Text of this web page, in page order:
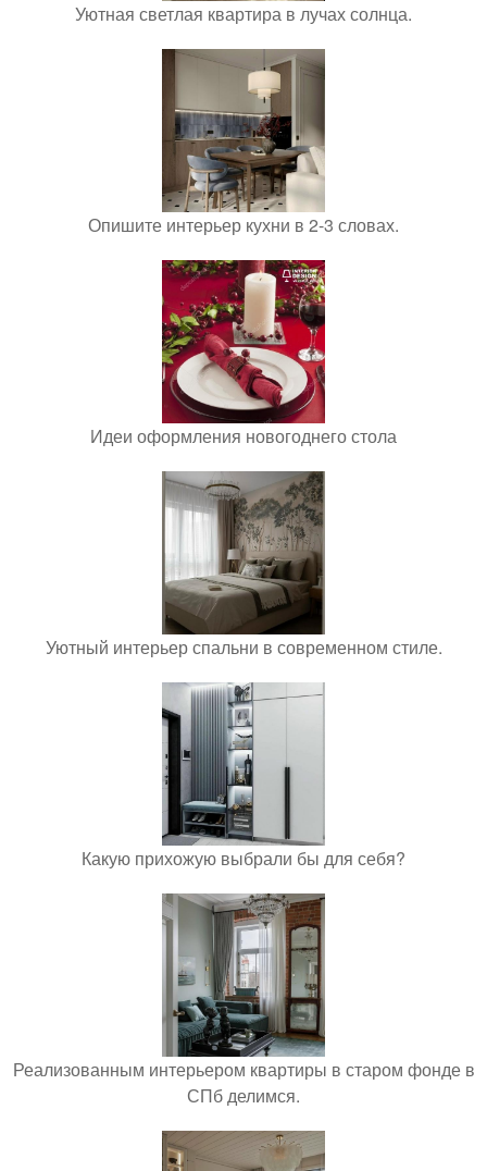
Уютная светлая квартира в лучах солнца.
Опишите интерьер кухни в 2-3 словах.
Идеи оформления новогоднего стола
Уютный интерьер спальни в современном стиле.
Какую прихожую выбрали бы для себя?
Реализованным интерьером квартиры в старом фонде в
СПб делимся.